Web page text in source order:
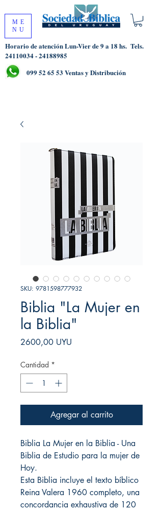
ME
NU
Horario de atención Lun-Vier de 9 a 18 hs. Tels.
24110034 - 24188985
099 52 65 53 Ventas y Distribución
SKU: 9781598777932
Biblia "La Mujer en
la Biblia"
2600,00 UYU
Cantidad *
Agregar al carrito
Biblia La Mujer en la Biblia - Una
Biblia de Estudio para la mujer de
Hoy.
Esta Biblia incluye el texto bíblico
Reina Valera 1960 completo, una
concordancia exhaustiva de 120